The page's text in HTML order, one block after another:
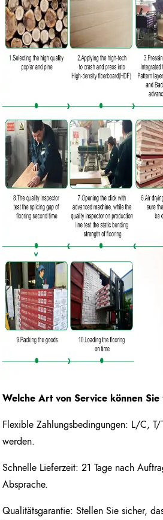
Welche Art von Service können
Flexible Zahlungsbedingungen: L/C,
werden.
Schnelle Lieferzeit: 21 Tage nach
Absprache.
Qualitätsgarantie: Stellen Sie sicher,